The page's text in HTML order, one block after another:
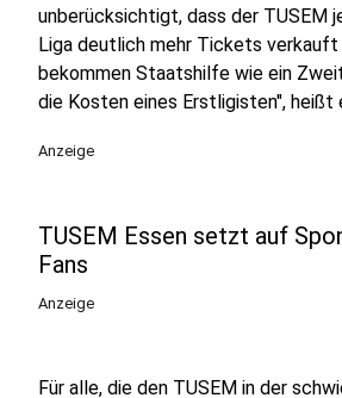
unberücksichtigt, dass der TUSEM
Liga deutlich mehr Tickets verkauft
bekommen Staatshilfe wie ein
die Kosten eines Erstligisten", heißt
Anzeige
TUSEM Essen setzt auf
Fans
Anzeige
Für alle, die den TUSEM in der